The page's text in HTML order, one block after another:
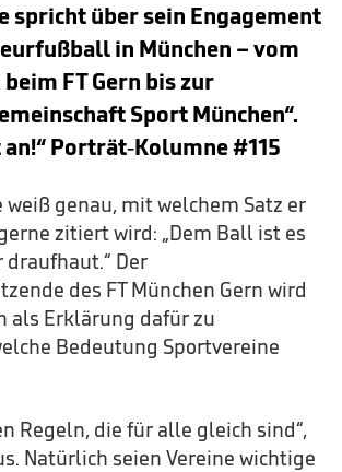
spricht über sein Engagement
in München – vom
FT Gern bis zur
Sport München“.
Porträt-Kolumne #115
weiß genau, mit welchem Satz er
zitiert wird: „Dem Ball ist es
Der
des FT München Gern wird
als Erklärung dafür zu
Bedeutung Sportvereine
Regeln, die für alle gleich sind“,
Natürlich seien Vereine wichtige